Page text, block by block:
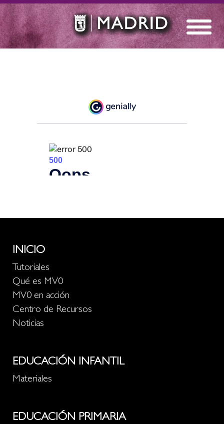
INICIO
Tutoriales
Qué es MV0
MV0 en acción
Centro de Recursos
Noticias
EDUCACIÓN INFANTIL
Materiales
EDUCACIÓN PRIMARIA